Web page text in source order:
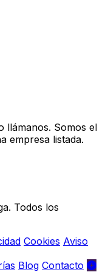
llámanos. Somos el
empresa listada.
Todos los
Cookies Aviso
Blog Contacto